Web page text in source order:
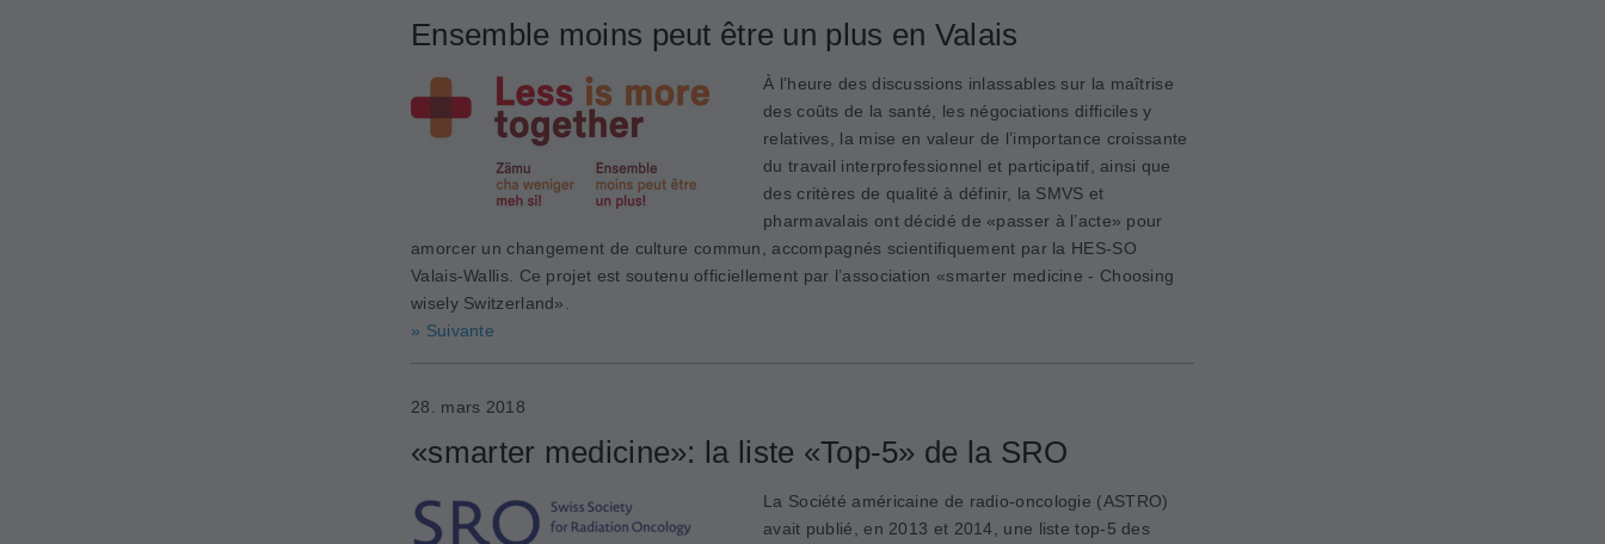
Ensemble moins peut être un plus en Valais
À l’heure des discussions inlassables sur la maîtrise
des coûts de la santé, les négociations difficiles y
relatives, la mise en valeur de l’importance croissante
du travail interprofessionnel et participatif, ainsi que
des critères de qualité à définir, la SMVS et
pharmavalais ont décidé de «passer à l’acte» pour
amorcer un changement de culture commun, accompagnés scientifiquement par la HES-SO
Valais-Wallis. Ce projet est soutenu officiellement par l’association «smarter medicine - Choosing
wisely Switzerland».
» Suivante
28. mars 2018
«smarter medicine»: la liste «Top-5» de la SRO
La Société américaine de radio-oncologie (ASTRO)
avait publié, en 2013 et 2014, une liste top-5 des